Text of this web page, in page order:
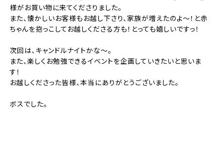
様がお買い物に来てくださりました。
また、懐かしいお客様もお越し下さり、家族が増えたのよ〜！と赤
ちゃんを抱っこしてお越しくださる方も！とっても嬉しいですっ！
次回は、キャンドルナイトかな〜。
また、楽しくお勉強できるイベントを企画していきたいと思いま
す！
お越しくださった皆様、本当にありがとうございました。
ボスでした。